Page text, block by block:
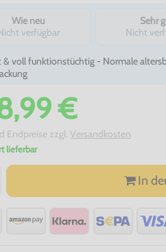
Wie neu
verfügbar
Sehr
Nicht
& voll funktionstüchtig - Normale
€
Endpreise zzgl. Versandkosten
lieferbar
In